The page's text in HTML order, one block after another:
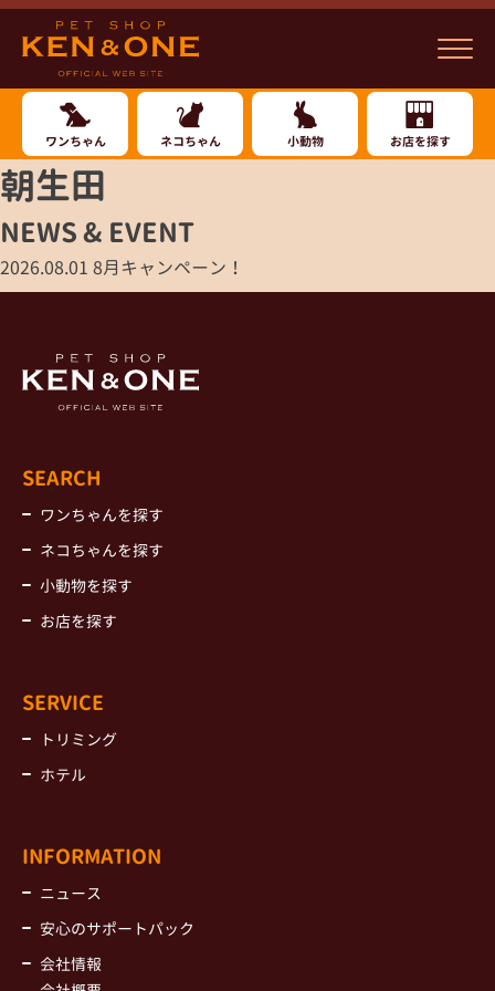
ワンちゃん ネコちゃん 小動物 お店を探す
朝生田
NEWS & EVENT
2026.08.01 8月キャンペーン！
SEARCH
ワンちゃんを探す
ネコちゃんを探す
小動物を探す
お店を探す
SERVICE
トリミング
ホテル
INFORMATION
ニュース
安心のサポートパック
会社情報